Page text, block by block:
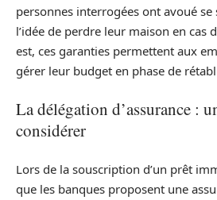
personnes interrogées ont avoué se
l’idée de perdre leur maison en cas
est, ces garanties permettent aux
gérer leur budget en phase de
La délégation d’assurance :
considérer
Lors de la souscription d’un prêt
que les banques proposent une